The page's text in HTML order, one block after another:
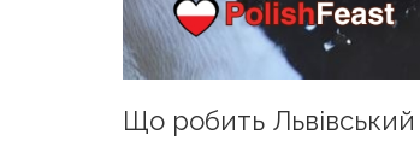
Що робить